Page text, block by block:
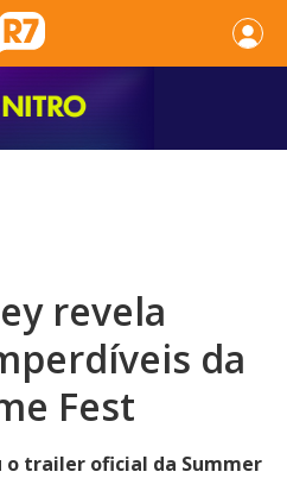
revela
da
Fest
o trailer oficial da Summer